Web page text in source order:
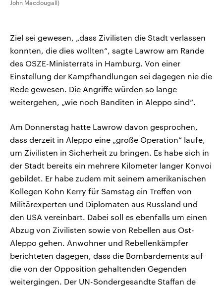
John Macdougall)
Ziel sei gewesen, „dass Zivilisten die Stadt verlassen
konnten, die dies wollten“, sagte Lawrow am Rande
des OSZE-Ministerrats in Hamburg. Von einer
Einstellung der Kampfhandlungen sei dagegen nie die
Rede gewesen. Die Angriffe würden so lange
weitergehen, „wie noch Banditen in Aleppo sind“.
Am Donnerstag hatte Lawrow davon gesprochen,
dass derzeit in Aleppo eine „große Operation“ laufe,
um Zivilisten in Sicherheit zu bringen. Es habe sich in
der Stadt bereits ein mehrere Kilometer langer Konvoi
gebildet. Er habe zudem mit seinem amerikanischen
Kollegen Kohn Kerry für Samstag ein Treffen von
Militärexperten und Diplomaten aus Russland und
den USA vereinbart. Dabei soll es ebenfalls um einen
Abzug von Zivilisten sowie von Rebellen aus Ost-
Aleppo gehen. Anwohner und Rebellenkämpfer
berichteten dagegen, dass die Bombardements auf
die von der Opposition gehaltenden Gegenden
weitergingen. Der UN-Sondergesandte Staffan de